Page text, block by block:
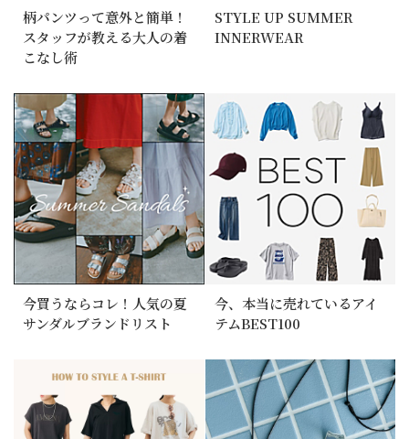
柄パンツって意外と簡単！
スタッフが教える大人の着
こなし術
STYLE UP SUMMER
INNERWEAR
今買うならコレ！人気の夏
サンダルブランドリスト
今、本当に売れているアイ
テムBEST100